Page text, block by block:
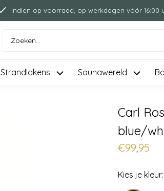
Indien op voorraad, op werkdagen vóór 16:00
Strandlakens Saunawereld
Carl
blue/
€99,95
Kies je kleur: